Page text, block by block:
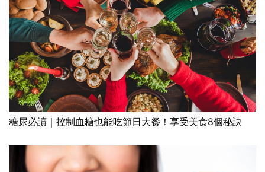
糖尿必讀｜控制血糖也能吃節日大餐！享受美食8個秘訣